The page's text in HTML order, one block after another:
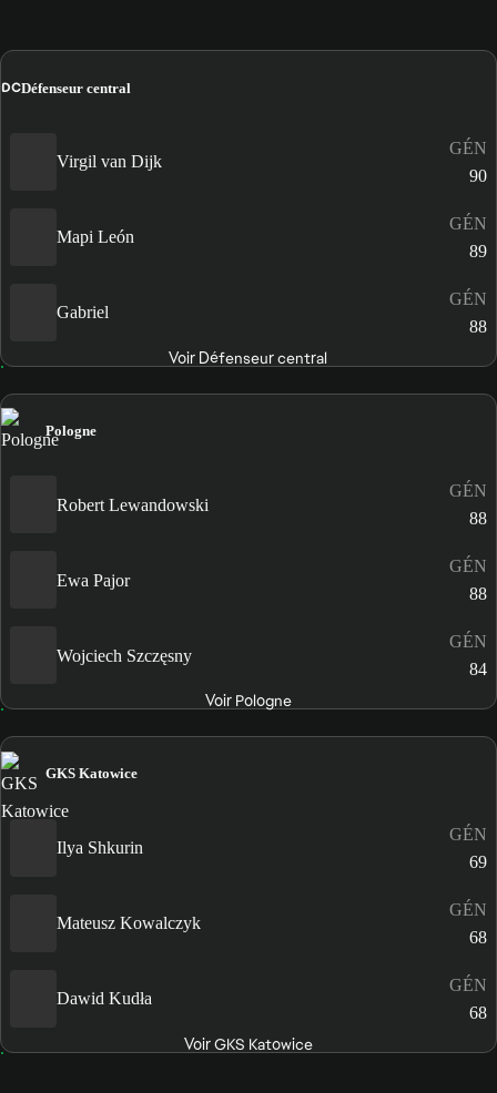
DCDéfenseur central
Virgil van Dijk
GÉN
90
Mapi León
GÉN
89
Gabriel
GÉN
88
Voir Défenseur central
Pologne
Robert Lewandowski
GÉN
88
Ewa Pajor
GÉN
88
Wojciech Szczęsny
GÉN
84
Voir Pologne
GKS Katowice
Ilya Shkurin
GÉN
69
Mateusz Kowalczyk
GÉN
68
Dawid Kudła
GÉN
68
Voir GKS Katowice